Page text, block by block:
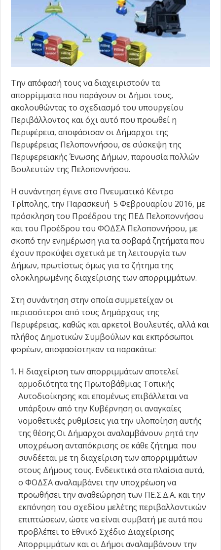
Την απόφασή τους να διαχειριστούν τα
απορρίμματα που παράγουν οι Δήμοι τους,
ακολουθώντας το σχεδιασμό του υπουργείου
Περιβάλλοντος και όχι αυτό που προωθεί η
Περιφέρεια, αποφάσισαν οι Δήμαρχοι της
Περιφέρειας Πελοποννήσου, σε σύσκεψη της
Περιφερειακής Ένωσης Δήμων, παρουσία πολλών
Βουλευτών της Πελοποννήσου.
Η συνάντηση έγινε στο Πνευματικό Κέντρο
Τρίπολης, την Παρασκευή 5 Φεβρουαρίου 2016, με
πρόσκληση του Προέδρου της ΠΕΔ Πελοποννήσου
και του Προέδρου του ΦΟΔΣΑ Πελοποννήσου, με
σκοπό την ενημέρωση για τα σοβαρά ζητήματα που
έχουν προκύψει σχετικά με τη λειτουργία των
Δήμων, πρωτίστως όμως για το ζήτημα της
ολοκληρωμένης διαχείρισης των απορριμμάτων.
Στη συνάντηση στην οποία συμμετείχαν οι
περισσότεροι από τους Δημάρχους της
Περιφέρειας, καθώς και αρκετοί Βουλευτές, αλλά και
πλήθος Δημοτικών Συμβούλων και εκπρόσωποι
φορέων, αποφασίστηκαν τα παρακάτω:
Η διαχείριση των απορριμμάτων αποτελεί
αρμοδιότητα της Πρωτοβάθμιας Τοπικής
Αυτοδιοίκησης και επομένως επιβάλλεται να
υπάρξουν από την Κυβέρνηση οι αναγκαίες
νομοθετικές ρυθμίσεις για την υλοποίηση αυτής
της θέσης.Οι Δήμαρχοι αναλαμβάνουν ρητά την
υποχρέωση ανταπόκρισης σε κάθε ζήτημα που
συνδέεται με τη διαχείριση των απορριμμάτων
στους Δήμους τους. Ενδεικτικά στα πλαίσια αυτά,
ο ΦΟΔΣΑ αναλαμβάνει την υποχρέωση να
προωθήσει την αναθεώρηση των ΠΕ.Σ.Δ.Α. και την
εκπόνηση του σχεδίου μελέτης περιβαλλοντικών
επιπτώσεων, ώστε να είναι συμβατή με αυτά που
προβλέπει το Εθνικό Σχέδιο Διαχείρισης
Απορριμμάτων και οι Δήμοι αναλαμβάνουν την